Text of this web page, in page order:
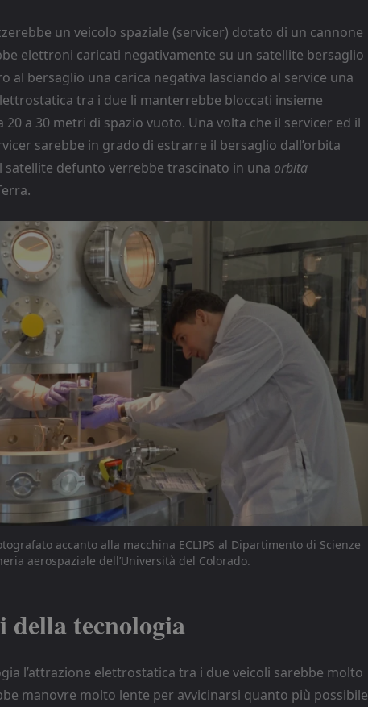
un veicolo spaziale (servicer) dotato di un cannone
elettroni caricati negativamente su un satellite bersaglio
al bersaglio una carica negativa lasciando al service una
tra i due li manterrebbe bloccati insieme
a 30 metri di spazio vuoto. Una volta che il servicer ed il
sarebbe in grado di estrarre il bersaglio dall’orbita
satellite defunto verrebbe trascinato in una orbita
accanto alla macchina ECLIPS al Dipartimento di Scienze
aerospaziale dell’Università del Colorado.
tecnologia
l’attrazione elettrostatica tra i due veicoli sarebbe molto
manovre molto lente per avvicinarsi quanto più possibile